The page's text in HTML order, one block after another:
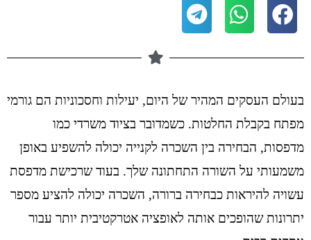
בעולם העסקים המהיר של היום, יעילות וחסכוניות הם גורמי
מפתח בקבלת החלטות. כשמדובר בציוד משרדי כמו
מדפסות, הבחירה בין השכרה לקנייה יכולה להשפיע באופן
משמעותי על השורה התחתונה שלך. בעוד שרכישת מדפסת
עשויה להיראות כבחירה ברורה, השכרה יכולה להציע מספר
יתרונות שהופכים אותה לאופציה אטרקטיבית יותר עבור